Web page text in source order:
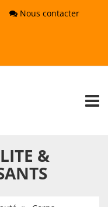
Nous contacter
&